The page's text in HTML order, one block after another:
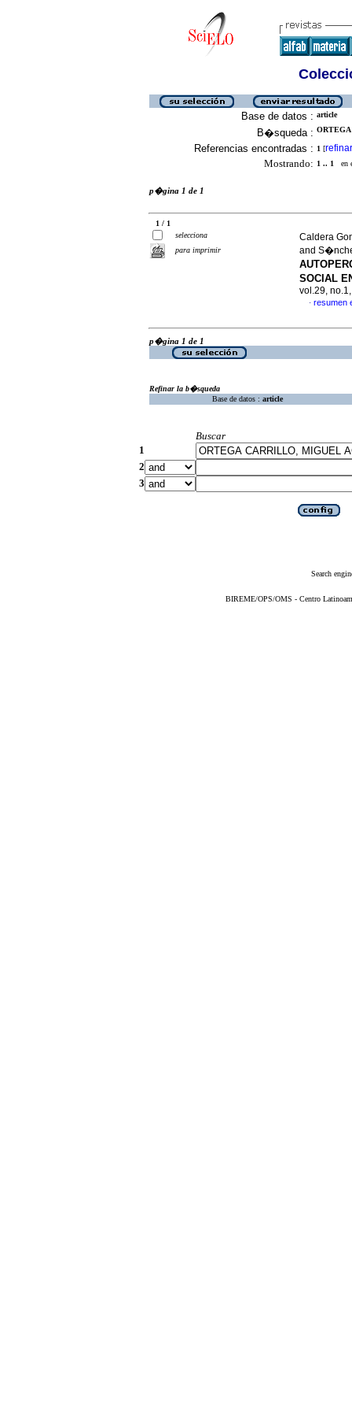
Base de datos : article
B�squeda :
Referencias encontradas : 1 [refinar
Mostrando: 1 .. 1 en
p�gina 1 de 1
1 / 1
selecciona
para imprimir
Caldera
and
SOCIAL
vol.29,
· resumen
p�gina 1 de 1
Refinar la b�squeda
Base de datos : article
Buscar
1
2
3
Search
BIREME/OPS/OMS - Centro